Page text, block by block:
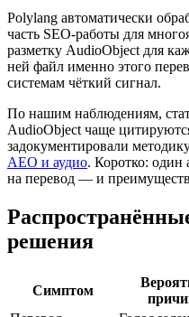
Polylang автоматически
часть SEO-работы для
разметку AudioObject для
ней файл именно этого
системам чёткий сигнал.
По нашим наблюдениям,
AudioObject чаще
задокументировали
AEO и аудио. Коротко: один
на перевод — и
решения
Симптом